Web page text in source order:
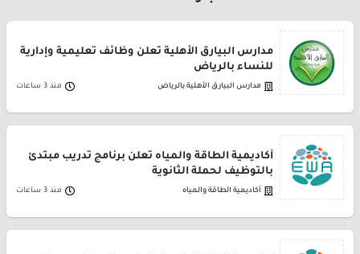
مدارس البيارق الأهلية تعلن وظائف تعليمية وإدارية
للنساء بالرياض
مدارس البيارق الأهلية بالرياض منذ 3 ساعات
أكاديمية الطاقة والمياه تعلن برنامج تدريب مبتدئ
بالتوظيف لحملة الثانوية
أكاديمية الطاقة والمياه منذ 3 ساعات